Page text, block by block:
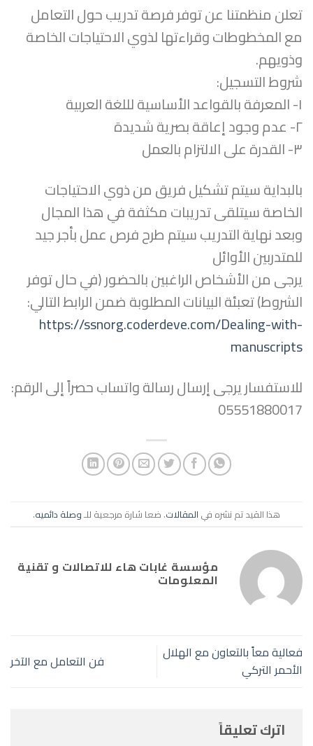
تعلن منظمتنا عن توفر فرصة تدريب حول التعامل
مع المخطوطات وقراءتها لذوي الاحتياجات الخاصة
وذويهم.
شروط التسجيل:
١- المعرفة بالقواعد الأساسية لللغة العربية
٢- عدم وجود إعاقة بصرية شديدة
٣- القدرة على الالتزام بالعمل
بالبداية سيتم تشكيل فريق من ذوي الاحتياجات
الخاصة سيتلقى تدريبات مكثفة في هذا المجال
وبعد نهاية التدريب سيتم طرح فرص عمل بأجر جيد
للمتدربين الأوائل
يرجى من الأشخاص الراغبين بالحضور (في حال توفر
الشروط) تعبئة البيانات المطلوبة ضمن الرابط التالي:
https://ssnorg.coderdeve.com/Dealing-with-
manuscripts
للاستفسار يرجى إرسال رسالة واتساب حصراً إلى الرقم:
05551880017
هذا القيد تم نشره في المقالات. ضعا شارة مرجعية للـوصلة دائميه.
مؤسسة غابات هاء للاتصالات و تقنية
المعلومات
فعالية معاً بالتعاون مع الهلال
الأحمر التركي
فن التعامل مع الآخر
اترك تعليقاً